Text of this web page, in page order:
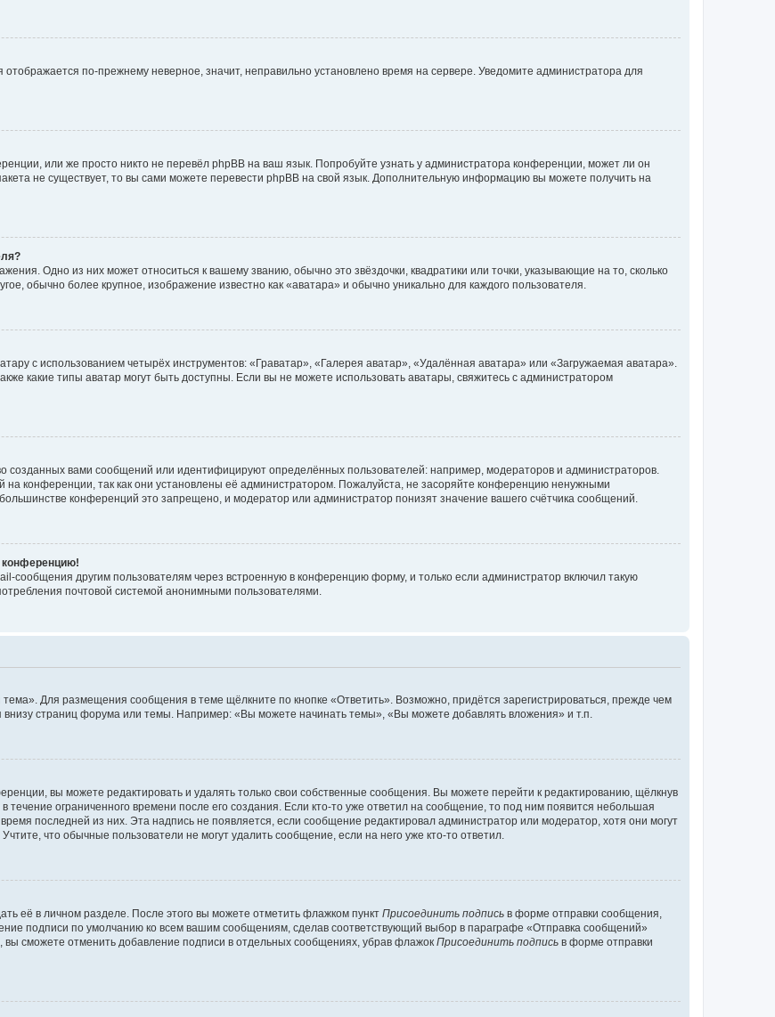
по-прежнему неверное, значит, неправильно установлено время на сервере. Уведомите администратора для
или же просто никто не перевёл phpBB на ваш язык. Попробуйте узнать у администратора конференции, может ли он
не существует, то вы сами можете перевести phpBB на свой язык. Дополнительную информацию вы можете получить на
Одно из них может относиться к вашему званию, обычно это звёздочки, квадратики или точки, указывающие на то, сколько
обычно более крупное, изображение известно как «аватара» и обычно уникально для каждого пользователя.
с использованием четырёх инструментов: «Граватар», «Галерея аватар», «Удалённая аватара» или «Загружаемая аватара».
какие типы аватар могут быть доступны. Если вы не можете использовать аватары, свяжитесь с администратором
вами сообщений или идентифицируют определённых пользователей: например, модераторов и администраторов.
конференции, так как они установлены её администратором. Пожалуйста, не засоряйте конференцию ненужными
конференций это запрещено, и модератор или администратор понизят значение вашего счётчика сообщений.
конференцию!
сообщения другим пользователям через встроенную в конференцию форму, и только если администратор включил такую
почтовой системой анонимными пользователями.
Для размещения сообщения в теме щёлкните по кнопке «Ответить». Возможно, придётся зарегистрироваться, прежде чем
страниц форума или темы. Например: «Вы можете начинать темы», «Вы можете добавлять вложения» и т.п.
вы можете редактировать и удалять только свои собственные сообщения. Вы можете перейти к редактированию, щёлкнув
течение ограниченного времени после его создания. Если кто-то уже ответил на сообщение, то под ним появится небольшая
последней из них. Эта надпись не появляется, если сообщение редактировал администратор или модератор, хотя они могут
что обычные пользователи не могут удалить сообщение, если на него уже кто-то ответил.
её в личном разделе. После этого вы можете отметить флажком пункт Присоединить подпись в форме отправки сообщения,
подписи по умолчанию ко всем вашим сообщениям, сделав соответствующий выбор в параграфе «Отправка сообщений»
сможете отменить добавление подписи в отдельных сообщениях, убрав флажок Присоединить подпись в форме отправки